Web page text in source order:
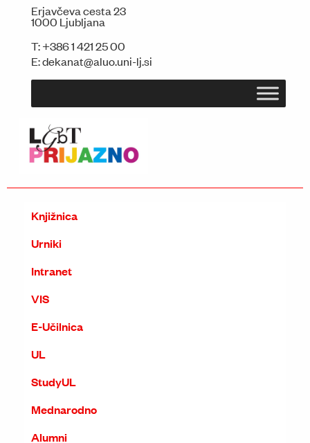
Erjavčeva cesta 23
1000 Ljubljana
T:+386 1 421 25 00
E:dekanat@aluo.uni-lj.si
Knjižnica
Urniki
Intranet
VIS
E-Učilnica
UL
StudyUL
Mednarodno
Alumni